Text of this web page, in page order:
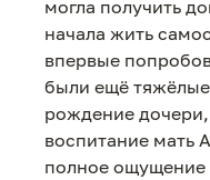
могла получить
начала жить
впервые
были ещё
рождение
воспитание мать
полное ощущение